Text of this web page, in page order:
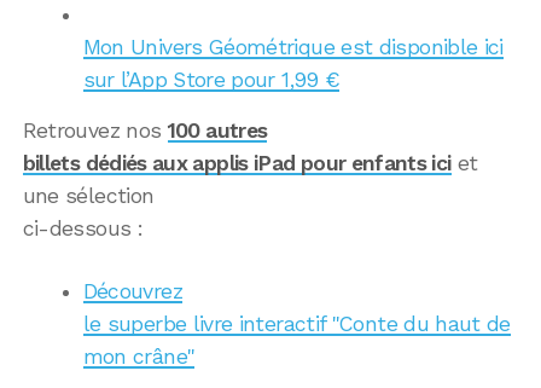
Mon Univers Géométrique est disponible ici
sur l’App Store pour 1,99 €
Retrouvez nos 100 autres
billets dédiés aux applis iPad pour enfants iciet
une sélection
ci-dessous :
Découvrez
le superbe livre interactif "Conte du haut de
mon crâne"